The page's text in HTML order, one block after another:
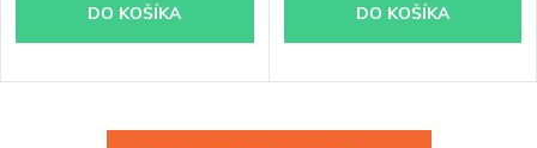
DO KOŠÍKA DO KOŠÍKA